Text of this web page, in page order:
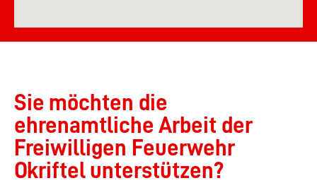
Sie möchten die
ehrenamtliche Arbeit der
Freiwilligen Feuerwehr
Okriftel unterstützen?